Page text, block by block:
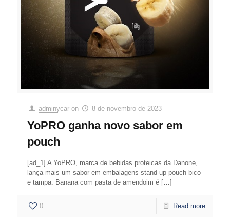
adminycar on 8 de novembro de 2023
YoPRO ganha novo sabor em
pouch
[ad_1] A YoPRO, marca de bebidas proteicas da Danone,
lança mais um sabor em embalagens stand-up pouch bico
e tampa. Banana com pasta de amendoim é […]
0 Read more